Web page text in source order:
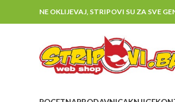
NE OKLIJEVAJ, STRIPOVI SU ZA SVE